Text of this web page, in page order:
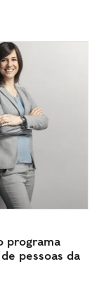
programa
pessoas da